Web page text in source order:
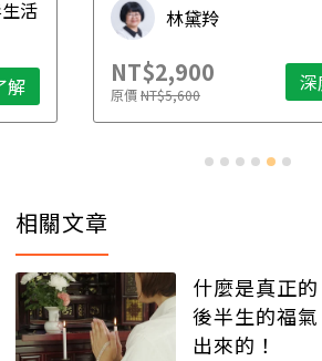
活
解
林黛羚
NT$2,900
原價NT$5,600
相關文章
什麼是真正
後半生的福氣
出來的！